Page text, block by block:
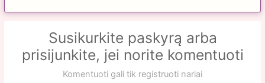
Susikurkite paskyrą arba
prisijunkite, jei norite komentuoti
Komentuoti gali tik registruoti nariai